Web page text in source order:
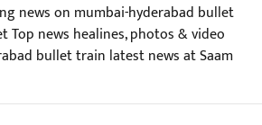
news on mumbai-hyderabad bullet
Top news healines, photos & video
bullet train latest news at Saam